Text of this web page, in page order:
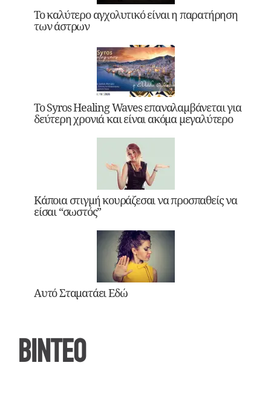
Το καλύτερο αγχολυτικό είναι η παρατήρηση
των άστρων
Το Syros Healing Waves επαναλαμβάνεται για
δεύτερη χρονιά και είναι ακόμα μεγαλύτερο
Κάποια στιγμή κουράζεσαι να προσπαθείς να
είσαι “σωστός”
Αυτό Σταματάει Εδώ
ΒΙΝΤΕΟ